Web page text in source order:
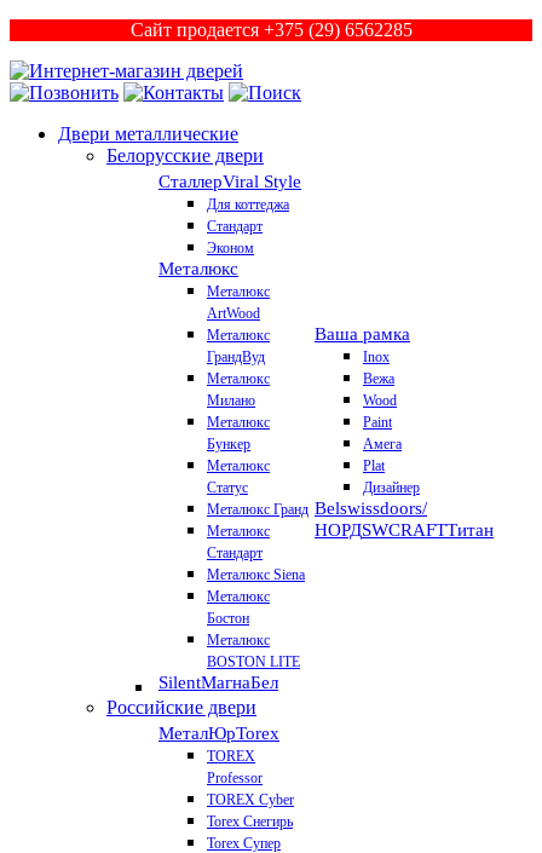
Сайт продается +375 (29) 6562285
Двери металлические
Белорусские двери
СталлерViral Style
Для коттеджа
Стандарт
Эконом
Металюкс
Металюкс
ArtWood
Металюкс
ГрандВуд
Металюкс
Милано
Металюкс
Бункер
Металюкс
Статус
Металюкс Гранд
Металюкс
Стандарт
Металюкс Siena
Металюкс
Бостон
Металюкс
BOSTON LITE
SilentМагнаБел
Ваша рамка
Inox
Вежа
Wood
Paint
Амега
Plat
Дизайнер
Belswissdoors/
НОРДSWCRAFTТитан
Российские двери
МеталЮрTorex
TOREX
Professor
TOREX Cyber
Torex Снегирь
Torex Супер